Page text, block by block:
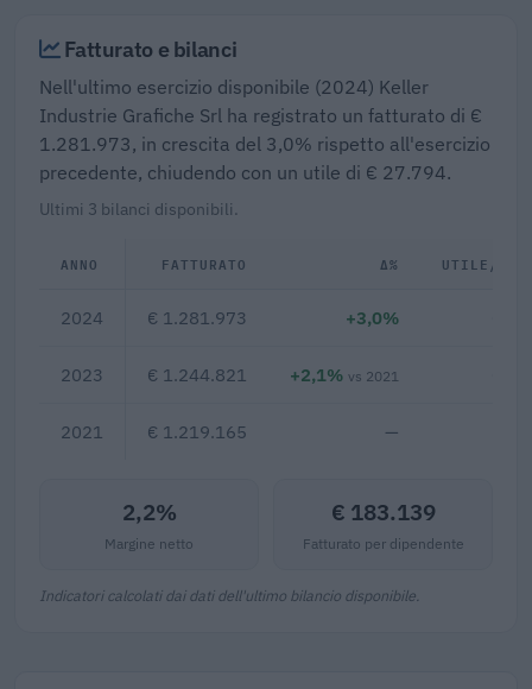
Fatturato e bilanci
Nell'ultimo esercizio disponibile (2024) Keller
Industrie Grafiche Srl ha registrato un fatturato di €
1.281.973, in crescita del 3,0% rispetto all'esercizio
precedente, chiudendo con un utile di € 27.794.
Ultimi 3 bilanci disponibili.
ANNO FATTURATO Δ% UTILE/
2024 € 1.281.973 +3,0%
2023 € 1.244.821 +2,1% vs 2021
2021 € 1.219.165 —
2,2%
Margine netto
€ 183.139
Fatturato per dipendente
Indicatori calcolati dai dati dell'ultimo bilancio disponibile.